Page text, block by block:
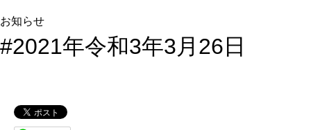
お知らせ
#2021年令和3年3月26日